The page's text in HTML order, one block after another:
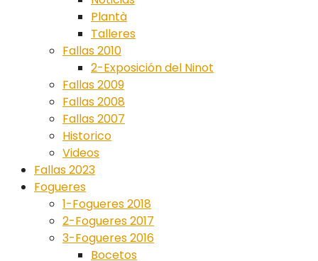
Plantà
Talleres
Fallas 2010
2-Exposición del Ninot
Fallas 2009
Fallas 2008
Fallas 2007
Historico
Videos
Fallas 2023
Fogueres
1-Fogueres 2018
2-Fogueres 2017
3-Fogueres 2016
Bocetos